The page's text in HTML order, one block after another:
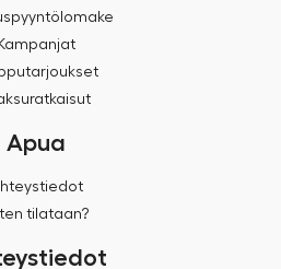
Kampanjat
Apua
tilataan?